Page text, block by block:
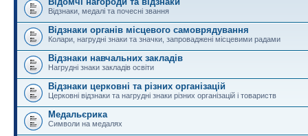
Відзнаки, медалі та почесні звання
Відзнаки органів місцевого самоврядування
Колари, нагрудні знаки та значки, запроваджені місцевими радами
Відзнаки навчальних закладів
Нагрудні знаки закладів освіти
Відзнаки церковні та різних організацій
Церковні відзнаки та нагрудні знаки різних організацій і товариств
Медальєрика
Символи на медалях